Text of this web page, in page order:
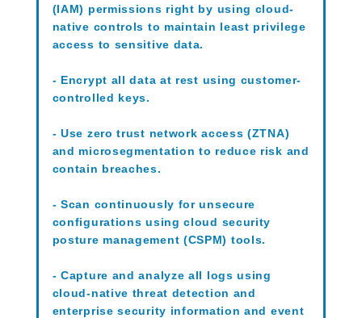
(IAM) permissions right by using cloud-
native controls to maintain least privilege
access to sensitive data.
- Encrypt all data at rest using customer-
controlled keys.
- Use zero trust network access (ZTNA)
and microsegmentation to reduce risk and
contain breaches.
- Scan continuously for unsecure
configurations using cloud security
posture management (CSPM) tools.
- Capture and analyze all logs using
cloud-native threat detection and
enterprise security information and event